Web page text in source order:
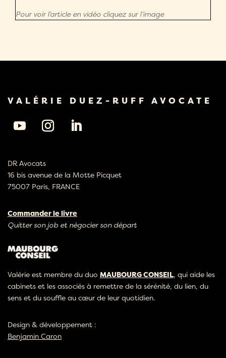
Pour voir l’article en vidéo cliquez sur l’image
VALÉRIE DUEZ-RUFF AVOCATE
DR Avocats
16 bis avenue de la Motte Picquet
75007 Paris, FRANCE
Commander le livre
Quitter son job et négocier son départ
Valérie est membre du duo MAUBOURG CONSEIL, qui aide les
cabinets et les associés à remettre de la sérénité, du lien, du
sens et du souffle au cœur de leur quotidien.
Design & développement :
Benjamin Caron